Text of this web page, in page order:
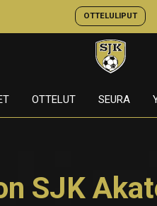
OTTELULIPUT
OTTELUT SEURA
SJK